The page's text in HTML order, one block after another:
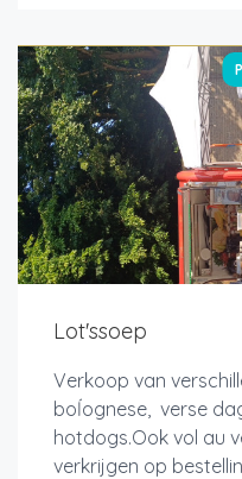
Lot'ssoep
Verkoop van
boĺognese, verse
hotdogs.Ook vol au
verkrijgen op